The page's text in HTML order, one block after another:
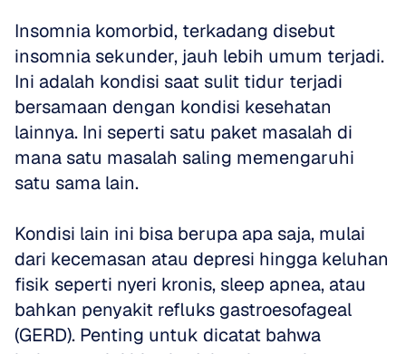
Insomnia komorbid, terkadang disebut
insomnia sekunder, jauh lebih umum terjadi.
Ini adalah kondisi saat sulit tidur terjadi
bersamaan dengan kondisi kesehatan
lainnya. Ini seperti satu paket masalah di
mana satu masalah saling memengaruhi
satu sama lain.
Kondisi lain ini bisa berupa apa saja, mulai
dari kecemasan atau depresi hingga keluhan
fisik seperti nyeri kronis, sleep apnea, atau
bahkan penyakit refluks gastroesofageal
(GERD). Penting untuk dicatat bahwa